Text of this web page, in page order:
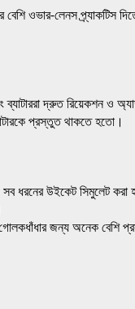
ওভার-লেনস প্র্যাকটিস
দ্রুত রিয়েকশন ও
প্রস্তুত থাকতে হতো।
উইকেট সিমুলেট করা
গোলকধাঁধার জন্য অনেক বেশি